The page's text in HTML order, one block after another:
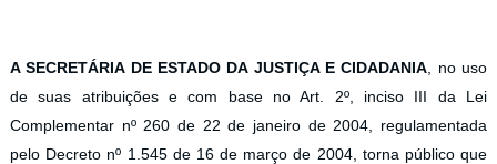
A SECRETÁRIA DE ESTADO DA JUSTIÇA E CIDADANIA , no uso
de suas atribuições e com base no Art. 2º, inciso III da Lei
Complementar nº 260 de 22 de janeiro de 2004, regulamentada
pelo Decreto nº 1.545 de 16 de março de 2004, torna público que